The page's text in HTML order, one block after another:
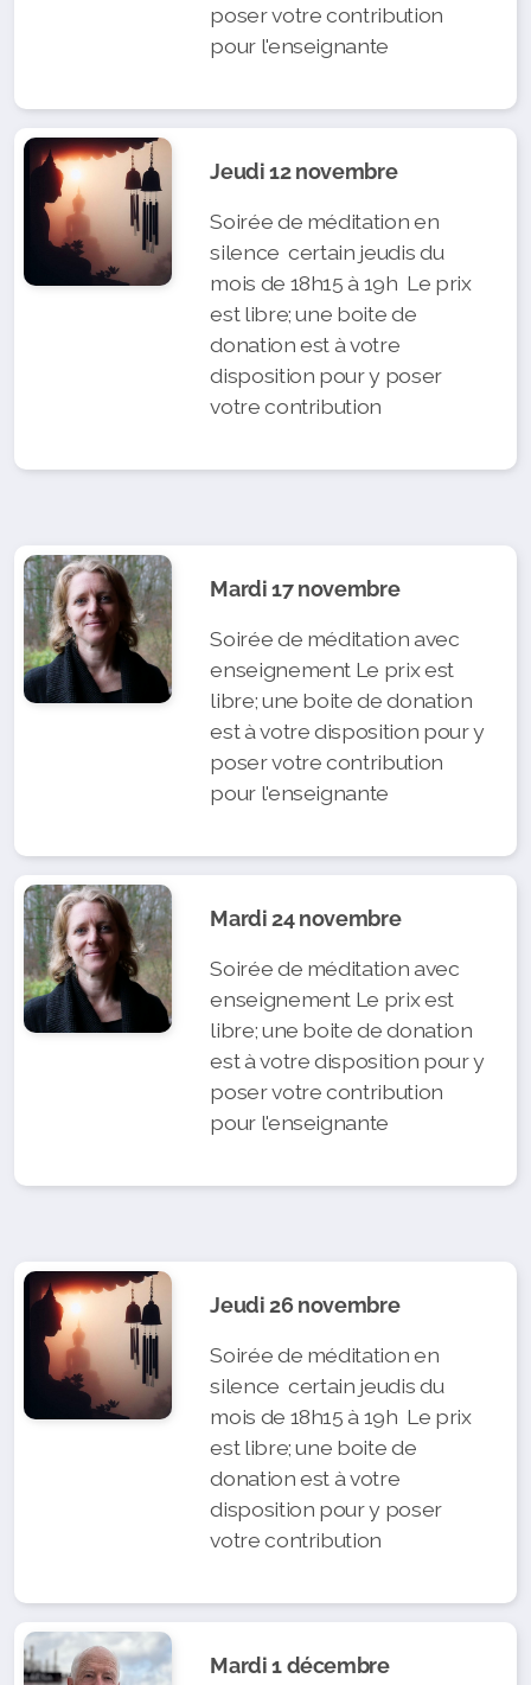
poser votre contribution
pour l'enseignante
Jeudi 12 novembre
Soirée de méditation en
silence certain jeudis du
mois de 18h15 à 19h Le prix
est libre; une boite de
donation est à votre
disposition pour y poser
votre contribution
Mardi 17 novembre
Soirée de méditation avec
enseignement Le prix est
libre; une boite de donation
est à votre disposition pour y
poser votre contribution
pour l'enseignante
Mardi 24 novembre
Soirée de méditation avec
enseignement Le prix est
libre; une boite de donation
est à votre disposition pour y
poser votre contribution
pour l'enseignante
Jeudi 26 novembre
Soirée de méditation en
silence certain jeudis du
mois de 18h15 à 19h Le prix
est libre; une boite de
donation est à votre
disposition pour y poser
votre contribution
Mardi 1 décembre